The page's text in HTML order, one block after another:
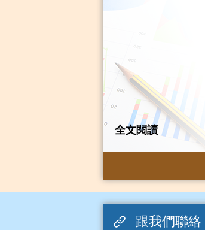
全文閱讀
跟我們聯絡